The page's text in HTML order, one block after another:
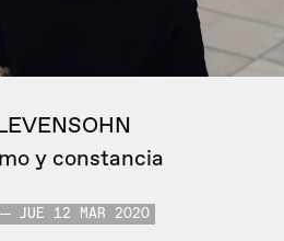
y constancia
JUE 12 MAR 2020